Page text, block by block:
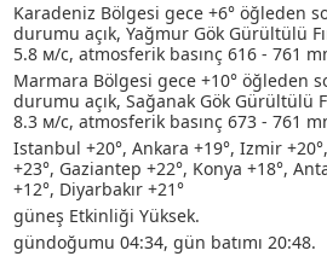
Karadeniz Bölgesi gece +6° öğleden
durumu açık, Yağmur Gök Gürültülü
5.8 м/с, atmosferik basınç 616 - 761
Marmara Bölgesi gece +10° öğleden
durumu açık, Sağanak Gök Gürültülü
8.3 м/с, atmosferik basınç 673 - 761
Istanbul +20°, Ankara +19°, Izmir
+23°, Gaziantep +22°, Konya +18°,
+12°, Diyarbakır +21°
güneş Etkinliği Yüksek.
gündoğumu 04:34, gün batımı 20:48.